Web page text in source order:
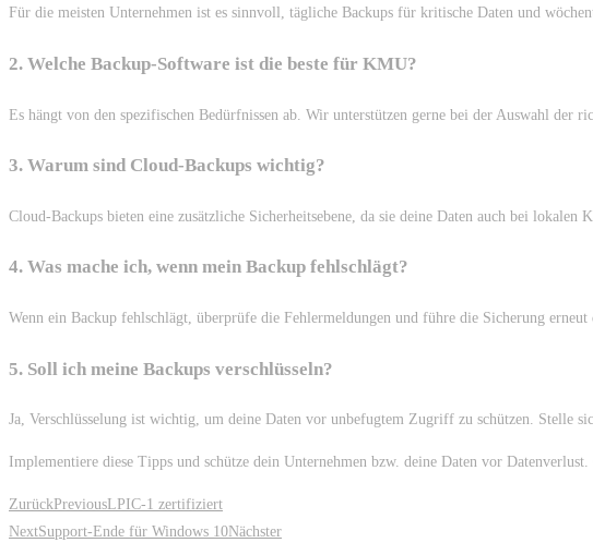
Für die meisten Unternehmen ist es sinnvoll, tägliche Backups für kritische Daten und
2. Welche Backup-Software ist die beste für KMU?
Es hängt von den spezifischen Bedürfnissen ab. Wir unterstützen gerne bei der Auswahl der
3. Warum sind Cloud-Backups wichtig?
Cloud-Backups bieten eine zusätzliche Sicherheitsebene, da sie deine Daten auch bei lokalen
4. Was mache ich, wenn mein Backup fehlschlägt?
Wenn ein Backup fehlschlägt, überprüfe die Fehlermeldungen und führe die Sicherung
5. Soll ich meine Backups verschlüsseln?
Ja, Verschlüsselung ist wichtig, um deine Daten vor unbefugtem Zugriff zu schützen. Stelle
Implementiere diese Tipps und schütze dein Unternehmen bzw. deine Daten vor
ZurückPreviousLPIC-1 zertifiziert
NextSupport-Ende für Windows 10Nächster